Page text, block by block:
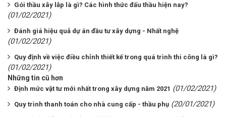
Gói thầu xây lắp là gì? Các hình thức đấu thầu hiện nay?
(01/02/2021)
Đánh giá hiệu quả dự án đầu tư xây dựng - Nhất nghệ
(01/02/2021)
Quy định về việc điều chỉnh thiết kế trong quá trình thi công là gì?
(01/02/2021)
Những tin cũ hơn
Định mức vật tư mới nhất trong xây dựng năm 2021 (01/02/2021)
Quy trình thanh toán cho nhà cung cấp - thầu phụ (20/01/2021)